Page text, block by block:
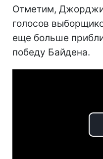
Отметим,
голосов
еще больше
победу Байдена.